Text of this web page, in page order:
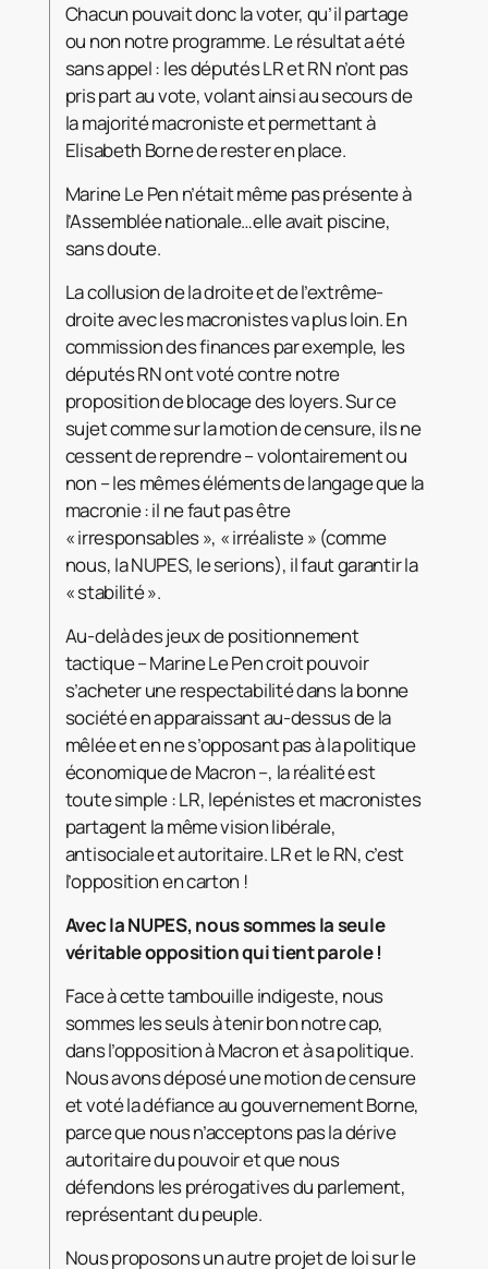
Chacun pouvait donc la voter, qu’il partage
ou non notre programme. Le résultat a été
sans appel : les députés LR et RN n’ont pas
pris part au vote, volant ainsi au secours de
la majorité macroniste et permettant à
Elisabeth Borne de rester en place.
Marine Le Pen n’était même pas présente à
l’Assemblée nationale…elle avait piscine,
sans doute.
La collusion de la droite et de l’extrême-
droite avec les macronistes va plus loin. En
commission des finances par exemple, les
députés RN ont voté contre notre
proposition de blocage des loyers. Sur ce
sujet comme sur la motion de censure, ils ne
cessent de reprendre – volontairement ou
non – les mêmes éléments de langage que la
macronie : il ne faut pas être
« irresponsables », « irréaliste » (comme
nous, la NUPES, le serions), il faut garantir la
« stabilité ».
Au-delà des jeux de positionnement
tactique – Marine Le Pen croit pouvoir
s’acheter une respectabilité dans la bonne
société en apparaissant au-dessus de la
mêlée et en ne s’opposant pas à la politique
économique de Macron –, la réalité est
toute simple : LR, lepénistes et macronistes
partagent la même vision libérale,
antisociale et autoritaire. LR et le RN, c’est
l’opposition en carton !
Avec la NUPES, nous sommes la seule
véritable opposition qui tient parole !
Face à cette tambouille indigeste, nous
sommes les seuls à tenir bon notre cap,
dans l’opposition à Macron et à sa politique.
Nous avons déposé une motion de censure
et voté la défiance au gouvernement Borne,
parce que nous n’acceptons pas la dérive
autoritaire du pouvoir et que nous
défendons les prérogatives du parlement,
représentant du peuple.
Nous proposons un autre projet de loi sur le